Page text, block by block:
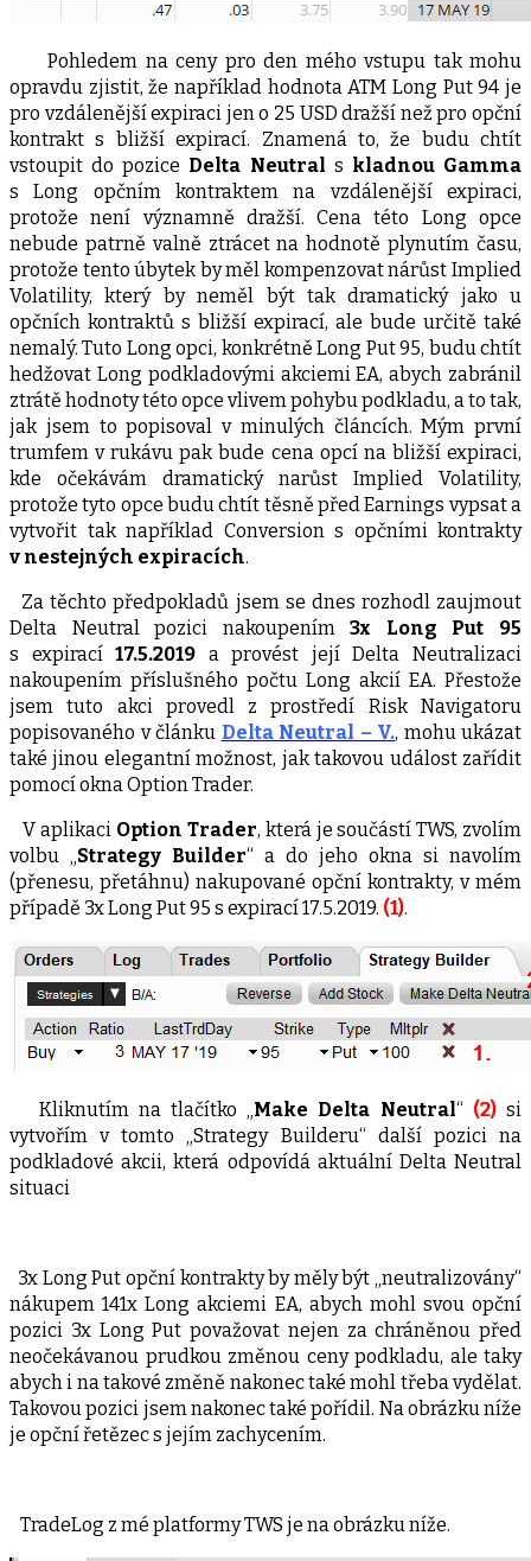
Pohledem na ceny pro den mého vstupu tak mohu
opravdu zjistit, že například hodnota ATM Long Put 94 je
pro vzdálenější expiraci jen o 25 USD dražší než pro opční
kontrakt s bližší expirací. Znamená to, že budu chtít
vstoupit do pozice Delta Neutral s kladnou Gamma
s Long opčním kontraktem na vzdálenější expiraci,
protože není významně dražší. Cena této Long opce
nebude patrně valně ztrácet na hodnotě plynutím času,
protože tento úbytek by měl kompenzovat nárůst Implied
Volatility, který by neměl být tak dramatický jako u
opčních kontraktů s bližší expirací, ale bude určitě také
nemalý. Tuto Long opci, konkrétně Long Put 95, budu chtít
hedžovat Long podkladovými akciemi EA, abych zabránil
ztrátě hodnoty této opce vlivem pohybu podkladu, a to tak,
jak jsem to popisoval v minulých článcích. Mým první
trumfem v rukávu pak bude cena opcí na bližší expiraci,
kde očekávám dramatický narůst Implied Volatility,
protože tyto opce budu chtít těsně před Earnings vypsat a
vytvořit tak například Conversion s opčními kontrakty
v nestejných expiracích.
Za těchto předpokladů jsem se dnes rozhodl zaujmout
Delta Neutral pozici nakoupením3x Long Put 95
s expirací17.5.2019 a provést její Delta Neutralizaci
nakoupením příslušného počtu Long akcií EA. Přestože
jsem tuto akci provedl z prostředí Risk Navigatoru
popisovaného v článku Delta Neutral – V., mohu ukázat
také jinou elegantní možnost, jak takovou událost zařídit
pomocí okna Option Trader.
V aplikaci Option Trader, která je součástí TWS, zvolím
volbu „Strategy Builder“ a do jeho okna si navolím
(přenesu, přetáhnu) nakupované opční kontrakty, v mém
případě 3x Long Put 95 s expirací 17.5.2019. (1).
Kliknutím na tlačítko „Make Delta Neutral“ (2)si
vytvořím v tomto „Strategy Builderu“ další pozici na
podkladové akcii, která odpovídá aktuální Delta Neutral
situaci
3x Long Put opční kontrakty by měly být „neutralizovány“
nákupem 141x Long akciemi EA, abych mohl svou opční
pozici 3x Long Put považovat nejen za chráněnou před
neočekávanou prudkou změnou ceny podkladu, ale taky
abych i na takové změně nakonec také mohl třeba vydělat.
Takovou pozici jsem nakonec také pořídil. Na obrázku níže
je opční řetězec s jejím zachycením.
TradeLog z mé platformy TWS je na obrázku níže.